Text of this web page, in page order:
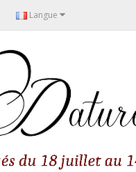
Langue